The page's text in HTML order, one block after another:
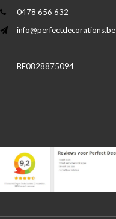
0478 656 632
info@perfectdecorations.be
BE0828875094